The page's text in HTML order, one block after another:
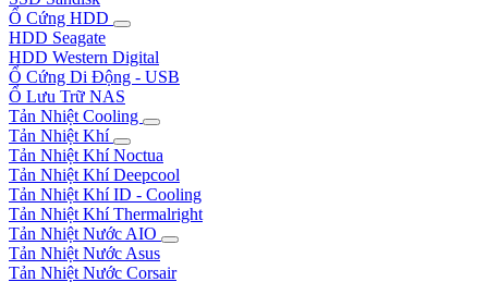
Ổ Cứng HDD
HDD Seagate
HDD Western Digital
Ổ Cứng Di Động - USB
Ổ Lưu Trữ NAS
Tản Nhiệt Cooling
Tản Nhiệt Khí
Tản Nhiệt Khí Noctua
Tản Nhiệt Khí Deepcool
Tản Nhiệt Khí ID - Cooling
Tản Nhiệt Khí Thermalright
Tản Nhiệt Nước AIO
Tản Nhiệt Nước Asus
Tản Nhiệt Nước Corsair